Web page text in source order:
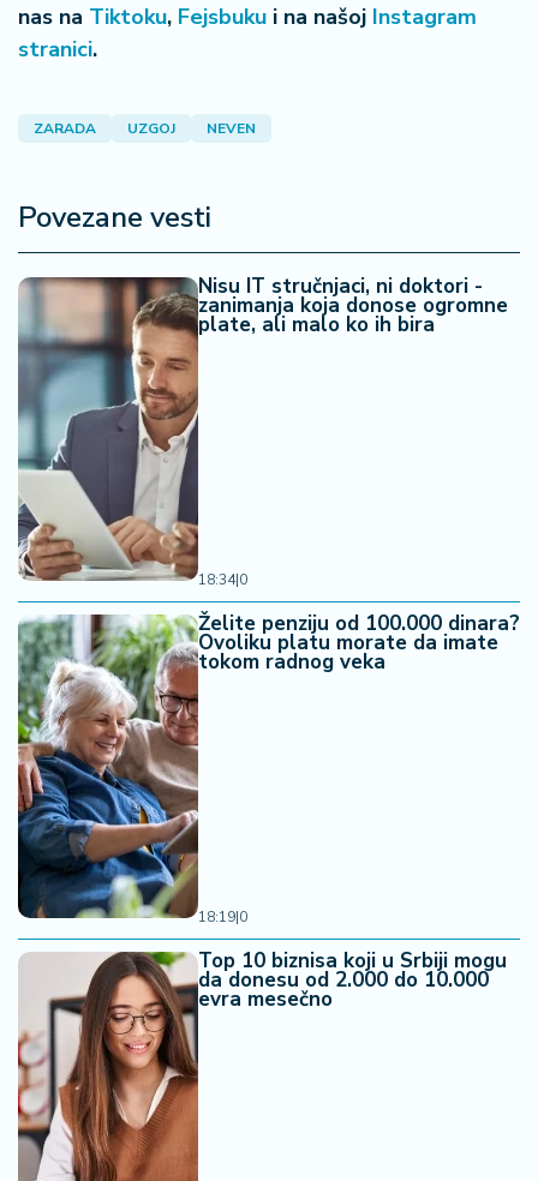
nas na Tiktoku, Fejsbuku i na našoj Instagram
stranici.
ZARADA UZGOJ NEVEN
Povezane vesti
Nisu IT stručnjaci, ni doktori -
zanimanja koja donose ogromne
plate, ali malo ko ih bira
18:34|0
Želite penziju od 100.000 dinara?
Ovoliku platu morate da imate
tokom radnog veka
18:19|0
Top 10 biznisa koji u Srbiji mogu
da donesu od 2.000 do 10.000
evra mesečno